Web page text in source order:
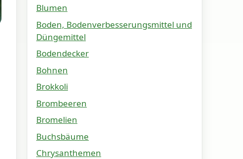
Blumen
Boden, Bodenverbesserungsmittel und
Düngemittel
Bodendecker
Bohnen
Brokkoli
Brombeeren
Bromelien
Buchsbäume
Chrysanthemen